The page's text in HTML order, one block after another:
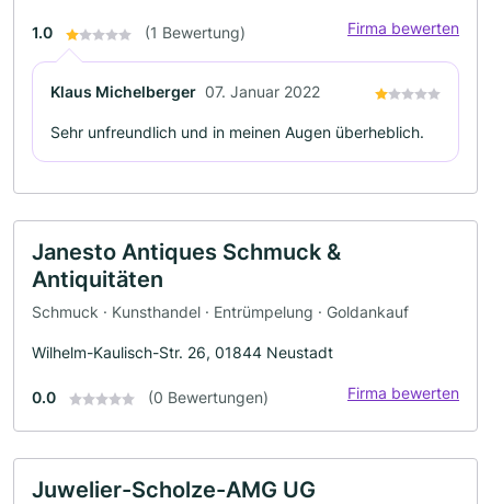
1.0 (1 Bewertung) Firma bewerten
Klaus Michelberger 07. Januar 2022
Sehr unfreundlich und in meinen Augen überheblich.
Janesto Antiques Schmuck &
Antiquitäten
Schmuck · Kunsthandel · Entrümpelung · Goldankauf
Wilhelm-Kaulisch-Str. 26, 01844 Neustadt
0.0 (0 Bewertungen) Firma bewerten
Juwelier-Scholze-AMG UG